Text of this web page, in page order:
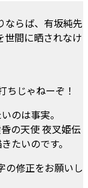
ならば、有坂純先
世間に晒されなけ
じゃねーぞ！
のは事実。
の天使 夜叉姫伝
たいのです。
の修正をお願いし